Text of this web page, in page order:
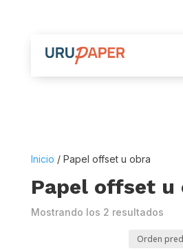
Inicio / Papel offset u obra
Papel offset u
Mostrando los 2 resultados